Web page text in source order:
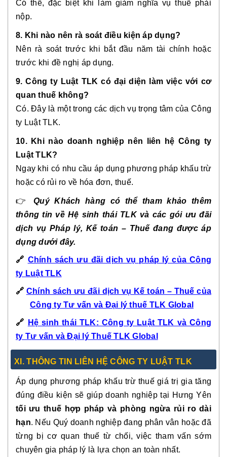
Có thể, đặc biệt khi làm giảm nghĩa vụ thuế phải
nộp.
8. Khi nào nên rà soát điều kiện áp dụng?
Nên rà soát trước khi bắt đầu năm tài chính hoặc
trước khi đề nghị áp dụng.
9. Công ty Luật TLK có đại diện làm việc với cơ
quan thuế không?
Có. Đây là một trong các dịch vụ trọng tâm của Công
ty Luật TLK.
10. Khi nào doanh nghiệp nên liên hệ Công ty
Luật TLK?
Ngay khi có nhu cầu áp dụng phương pháp khấu trừ
hoặc có rủi ro về hóa đơn, thuế.
👉
Quý Khách hàng có thể tham khảo thêm
thông tin về Hệ sinh thái TLK và các gói ưu đãi
dịch vụ Pháp lý, Kế toán – Thuế đang được áp
dụng dưới đây.
🔗 Chính sách ưu đãi dịch vụ pháp lý của Công
ty Luật TLK
🔗 Chính sách ưu đãi dịch vụ Kế toán – Thuế của
Công ty Tư vấn và Đại lý thuế TLK Global
🔗
Hệ sinh thái TLK: Công ty Luật TLK và Công
ty Tư vấn và Đại lý Thuế TLK Global
XI. THÔNG TIN LIÊN HỆ CÔNG TY LUẬT TLK
Áp dụng phương pháp khấu trừ thuế giá trị gia tăng
đúng điều kiện sẽ giúp doanh nghiệp tại Hưng Yên
tối ưu thuế hợp pháp và phòng ngừa rủi ro dài
hạn. Nếu Quý doanh nghiệp đang phân vân hoặc đã
từng bị cơ quan thuế từ chối, việc tham vấn sớm
chuyên gia pháp lý là lựa chọn an toàn nhất.